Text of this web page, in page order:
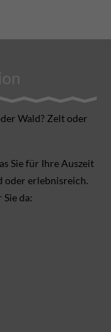
Wald? Zelt oder
Sie für Ihre Aus­zeit
oder erlebnis­reich.
da: